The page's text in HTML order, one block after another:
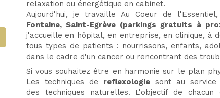
relaxation ou énergétique en cabinet.
Aujourd'hui, je travaille Au Coeur de
Fontaine, Saint-Egrève (parkings gratuits à
j'accueille en hôpital, en entreprise, en clinique, à
tous types de patients : nourrissons, enfants,
dans le cadre d'un cancer ou rencontrant des
Si vous souhaitez être en harmonie sur le plan
Les techniques de reflexologiesont au service
des techniques naturelles. L'objectif de